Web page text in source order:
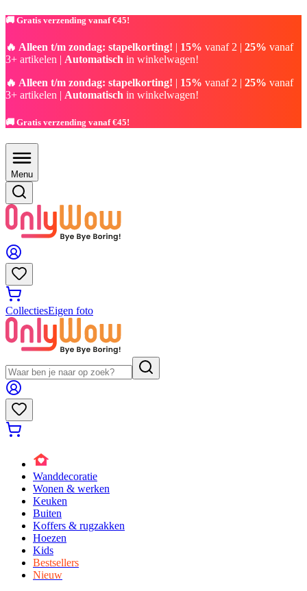
🚚 Gratis verzending vanaf €45!
🔥 Alleen t/m zondag: stapelkorting! | 15% vanaf 2 | 25% vanaf
3+ artikelen | Automatisch in winkelwagen!
🔥 Alleen t/m zondag: stapelkorting! | 15% vanaf 2 | 25% vanaf
3+ artikelen | Automatisch in winkelwagen!
🚚 Gratis verzending vanaf €45!
Menu
CollectiesEigen foto
Wanddecoratie
Wonen & werken
Keuken
Buiten
Koffers & rugzakken
Hoezen
Kids
Bestsellers
Nieuw